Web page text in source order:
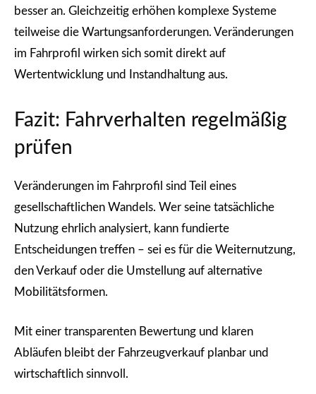
besser an. Gleichzeitig erhöhen komplexe Systeme
teilweise die Wartungsanforderungen. Veränderungen
im Fahrprofil wirken sich somit direkt auf
Wertentwicklung und Instandhaltung aus.
Fazit: Fahrverhalten regelmäßig
prüfen
Veränderungen im Fahrprofil sind Teil eines
gesellschaftlichen Wandels. Wer seine tatsächliche
Nutzung ehrlich analysiert, kann fundierte
Entscheidungen treffen – sei es für die Weiter­nutzung,
den Verkauf oder die Umstellung auf alternative
Mobilitätsformen.
Mit einer transparenten Bewertung und klaren
Abläufen bleibt der Fahrzeugverkauf planbar und
wirtschaftlich sinnvoll.